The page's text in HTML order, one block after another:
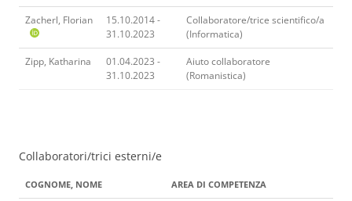
Zacherl, Florian
15.10.2014 -
31.10.2023
Collaboratore/trice scientifico/a
(Informatica)
Zipp, Katharina
01.04.2023 -
31.10.2023
Aiuto collaboratore
(Romanistica)
Collaboratori/trici esterni/e
COGNOME, NOME AREA DI COMPETENZA